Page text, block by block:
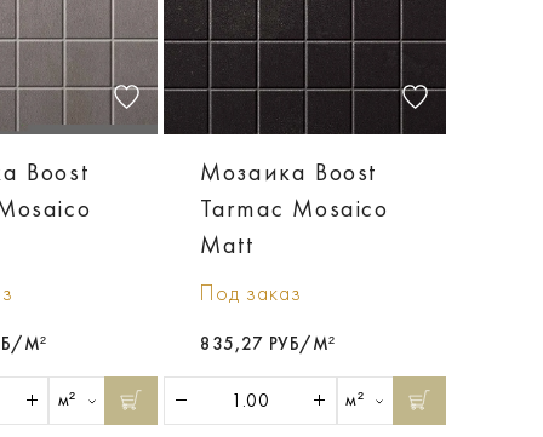
Boost
М²
м²
Мозаика Boost
Tarmac Mosaico
Matt
Под заказ
835,27 РУБ/М²
м²